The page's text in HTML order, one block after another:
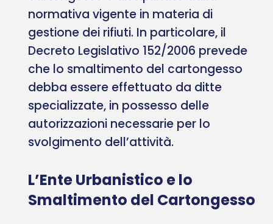
normativa vigente in materia di
gestione dei rifiuti. In particolare, il
Decreto Legislativo 152/2006 prevede
che lo smaltimento del cartongesso
debba essere effettuato da ditte
specializzate, in possesso delle
autorizzazioni necessarie per lo
svolgimento dell’attività.
L’Ente Urbanistico e lo
Smaltimento del Cartongesso